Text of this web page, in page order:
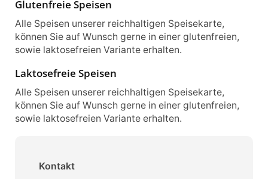
Glutenfreie Speisen
Alle Speisen unserer reichhaltigen Speisekarte,
können Sie auf Wunsch gerne in einer glutenfreien,
sowie laktosefreien Variante erhalten.
Laktosefreie Speisen
Alle Speisen unserer reichhaltigen Speisekarte,
können Sie auf Wunsch gerne in einer glutenfreien,
sowie laktosefreien Variante erhalten.
Kontakt